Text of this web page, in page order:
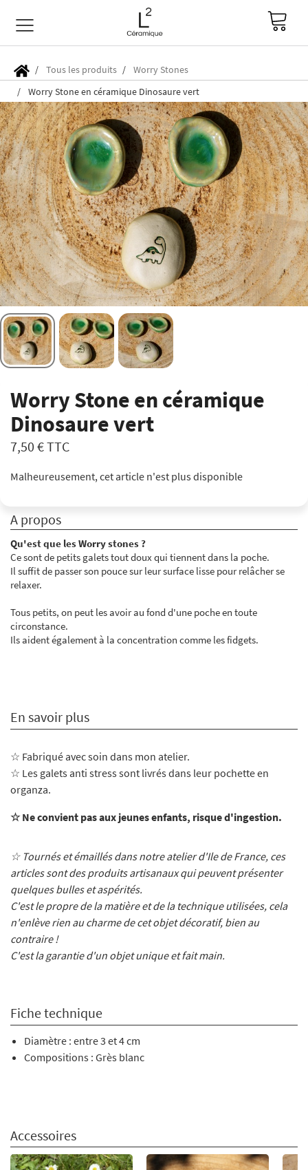
Tous les produits
Worry Stones
Worry Stone en céramique Dinosaure vert
Worry Stone en céramique
Dinosaure vert
7,50 €TTC
Malheureusement, cet article n'est plus disponible
A propos
Qu'est que les Worry stones ?
Ce sont de petits galets tout doux qui tiennent dans la poche.
Il suffit de passer son pouce sur leur surface lisse pour relâcher se
relaxer.
Tous petits, on peut les avoir au fond d'une poche en toute
circonstance.
Ils aident également à la concentration comme les fidgets.
En savoir plus
☆ Fabriqué avec soin dans mon atelier.
☆ Les galets anti stress sont livrés dans leur pochette en
organza.
☆ Ne convient pas aux jeunes enfants, risque d'ingestion.
☆ Tournés et émaillés dans notre atelier d'Ile de France, ces
articles sont des produits artisanaux qui peuvent présenter
quelques bulles et aspérités.
C'est le propre de la matière et de la technique utilisées, cela
n'enlève rien au charme de cet objet décoratif, bien au
contraire !
C'est la garantie d'un objet unique et fait main.
Fiche technique
Diamètre : entre 3 et 4 cm
Compositions : Grès blanc
Accessoires